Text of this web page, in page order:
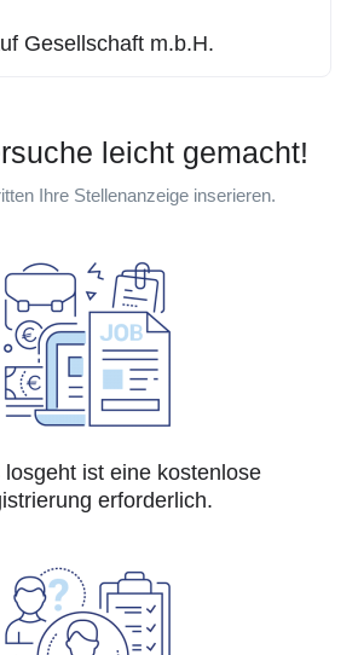
Gesellschaft m.b.H.
leicht gemacht!
Ihre Stellenanzeige inserieren.
losgeht ist eine kostenlose
erforderlich.